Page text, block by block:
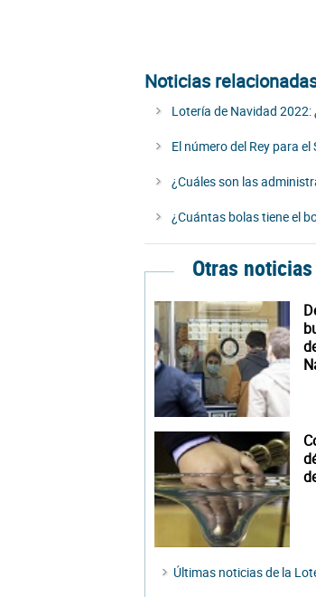
Noticias
Lotería de Navidad
El número del Rey para
¿Cuáles son las
¿Cuántas bolas tiene el
Otras
Últimas noticias de la